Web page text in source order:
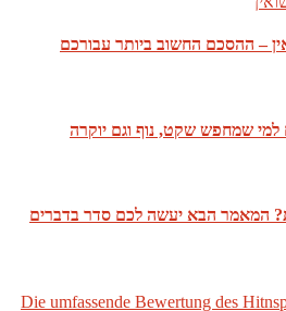
– ההסכם החשוב ביותר עבורכם
שמחפש שקט, נוף וגם יוקרה
המאמר הבא יעשה לכם סדר בדברים
Die umfassende Bewertung des